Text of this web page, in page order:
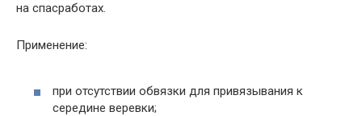
на спасработах.
Применение:
при отсутствии обвязки для привязывания к
середине веревки;